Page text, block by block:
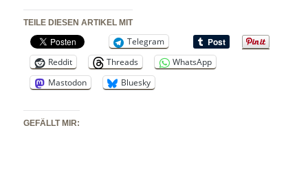
TEILE DIESEN ARTIKEL MIT
Telegram
Reddit
Threads
WhatsApp
Mastodon
Bluesky
GEFÄLLT MIR: